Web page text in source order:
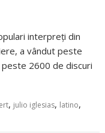
interpreţi din
a vândut peste
2600 de discuri
, julio iglesias, latino,